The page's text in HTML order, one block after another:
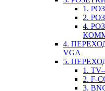
1.
2.
4.
4.
VGA
5.
1.
2. F-
3.